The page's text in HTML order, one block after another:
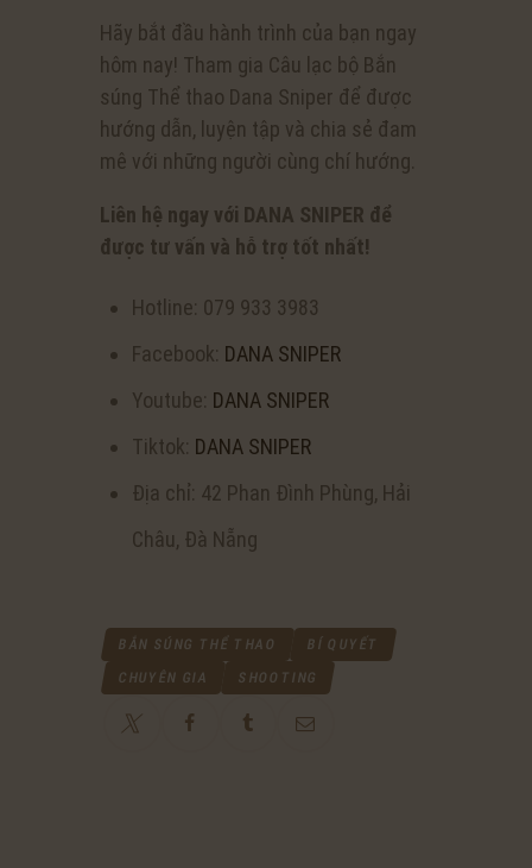
Hãy bắt đầu hành trình của bạn ngay
hôm nay! Tham gia Câu lạc bộ Bắn
súng Thể thao Dana Sniper để được
hướng dẫn, luyện tập và chia sẻ đam
mê với những người cùng chí hướng.
Liên hệ ngay với DANA SNIPER để
được tư vấn và hỗ trợ tốt nhất!
Hotline: 079 933 3983
Facebook: DANA SNIPER
Youtube: DANA SNIPER
Tiktok: DANA SNIPER
Địa chỉ: 42 Phan Đình Phùng, Hải
Châu, Đà Nẵng
BẮN SÚNG THỂ THAO
BÍ QUYẾT
CHUYÊN GIA
SHOOTING